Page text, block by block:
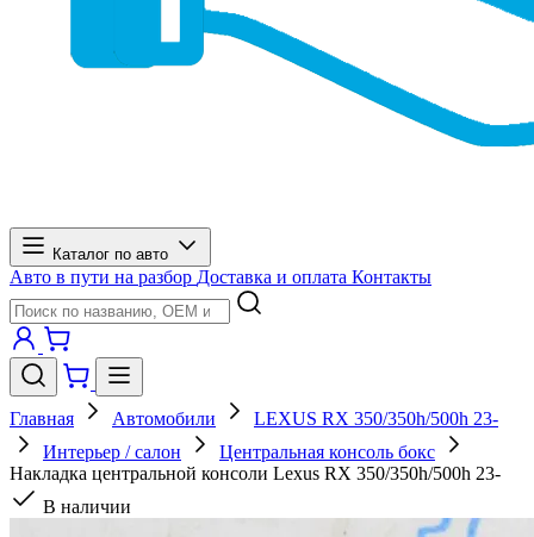
Каталог по авто
Авто в пути на разбор Доставка и оплата Контакты
Главная Автомобили
LEXUS RX 350/350h/500h 23-
Интерьер / салон
Центральная консоль бокс
Накладка центральной консоли Lexus RX 350/350h/500h 23-
В наличии